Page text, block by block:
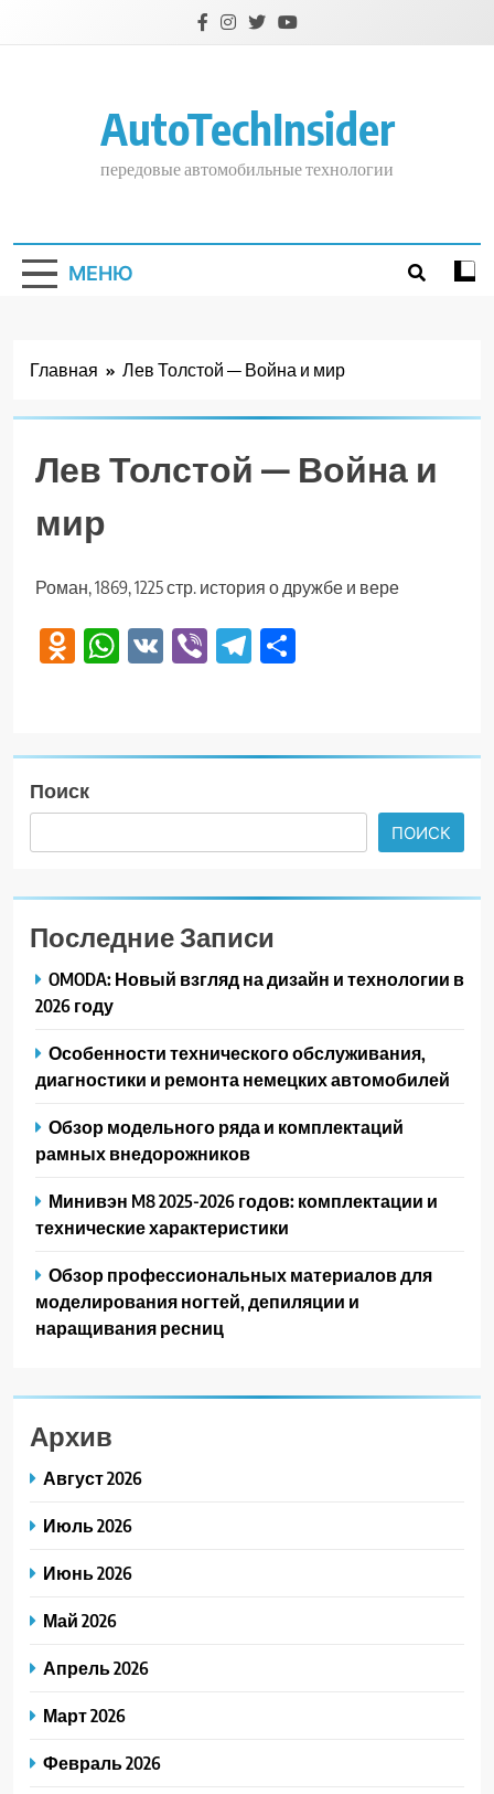
AutoTechInsider
передовые автомобильные технологии
МЕНЮ
Главная Лев Толстой — Война и мир
Лев Толстой — Война и
мир
Роман, 1869, 1225 стр. история о дружбе и вере
Odnoklassniki
WhatsApp
VK ViberTelegram
Поиск
ПОИСК
Последние Записи
OMODA: Новый взгляд на дизайн и технологии в
2026 году
Особенности технического обслуживания,
диагностики и ремонта немецких автомобилей
Обзор модельного ряда и комплектаций
рамных внедорожников
Минивэн M8 2025-2026 годов: комплектации и
технические характеристики
Обзор профессиональных материалов для
моделирования ногтей, депиляции и
наращивания ресниц
Архив
Август 2026
Июль 2026
Июнь 2026
Май 2026
Апрель 2026
Март 2026
Февраль 2026